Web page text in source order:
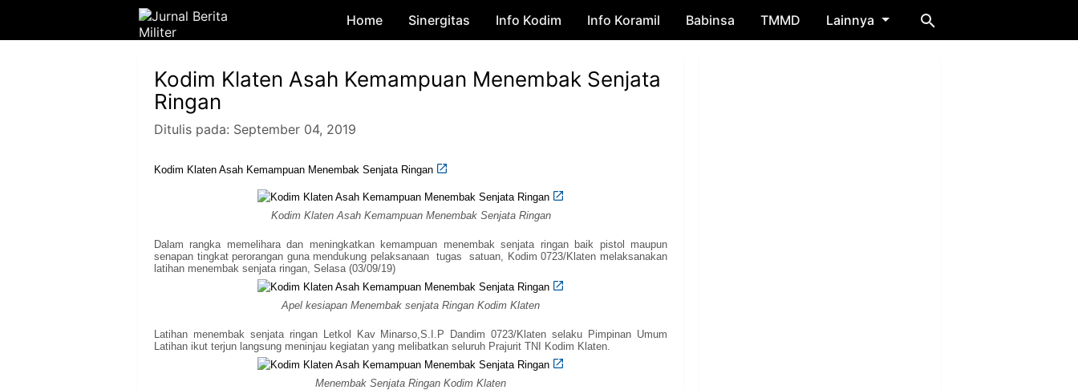
Skip to main content
Home Sinergitas Info Kodim Info Koramil Babinsa TMMD Lainnya
Kodim Klaten Asah Kemampuan Menembak Senjata
Ringan
Ditulis pada: September 04, 2019
Kodim Klaten Asah Kemampuan Menembak Senjata Ringan
Kodim Klaten Asah Kemampuan Menembak Senjata Ringan
Dalam rangka memelihara dan meningkatkan kemampuan menembak senjata ringan baik pistol maupun
senapan tingkat perorangan guna mendukung pelaksanaan tugas satuan, Kodim 0723/Klaten melaksanakan
latihan menembak senjata ringan, Selasa (03/09/19)
Apel kesiapan Menembak senjata Ringan Kodim Klaten
Latihan menembak senjata ringan Letkol Kav Minarso,S.I.P Dandim 0723/Klaten selaku Pimpinan Umum
Latihan ikut terjun langsung meninjau kegiatan yang melibatkan seluruh Prajurit TNI Kodim Klaten.
Menembak Senjata Ringan Kodim Klaten